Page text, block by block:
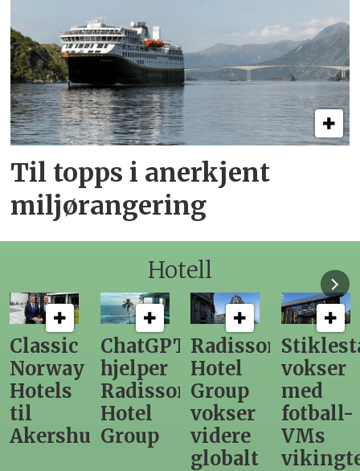
Til topps i anerkjent
miljørangering
Hotell
ChatGPT
hjelper
Radisson
Hotel
Group
Radisson
Hotel
Group
vokser
videre
globalt
Stiklestad
vokser
med
fotball-
VMs